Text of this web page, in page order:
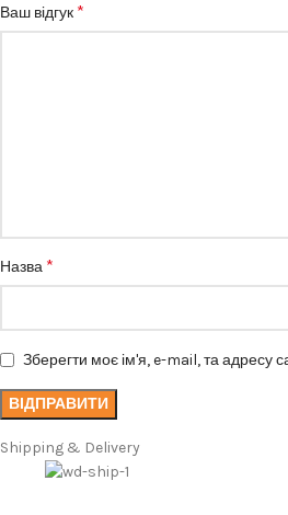
Ваш відгук *
Назва *
Зберегти моє ім'я, e-mail, та адресу
Shipping & Delivery